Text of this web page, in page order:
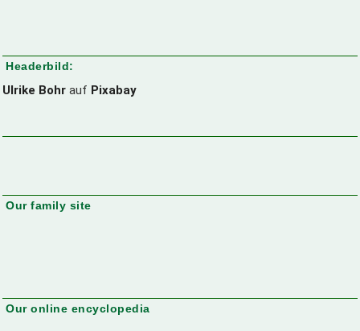
Headerbild:
Ulrike Bohr auf Pixabay
Our family site
Our online encyclopedia